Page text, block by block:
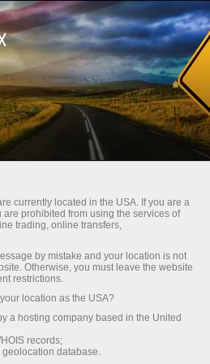
Us InstaTrade Stars
Stars
shown that success
willed and persistent
currently located in the USA. If you are a
prohibited from using the services of
trading, online transfers,
by mistake and your location is not
Otherwise, you must leave the website
restrictions.
location as the USA?
a hosting company based in the United
records;
geolocation database.